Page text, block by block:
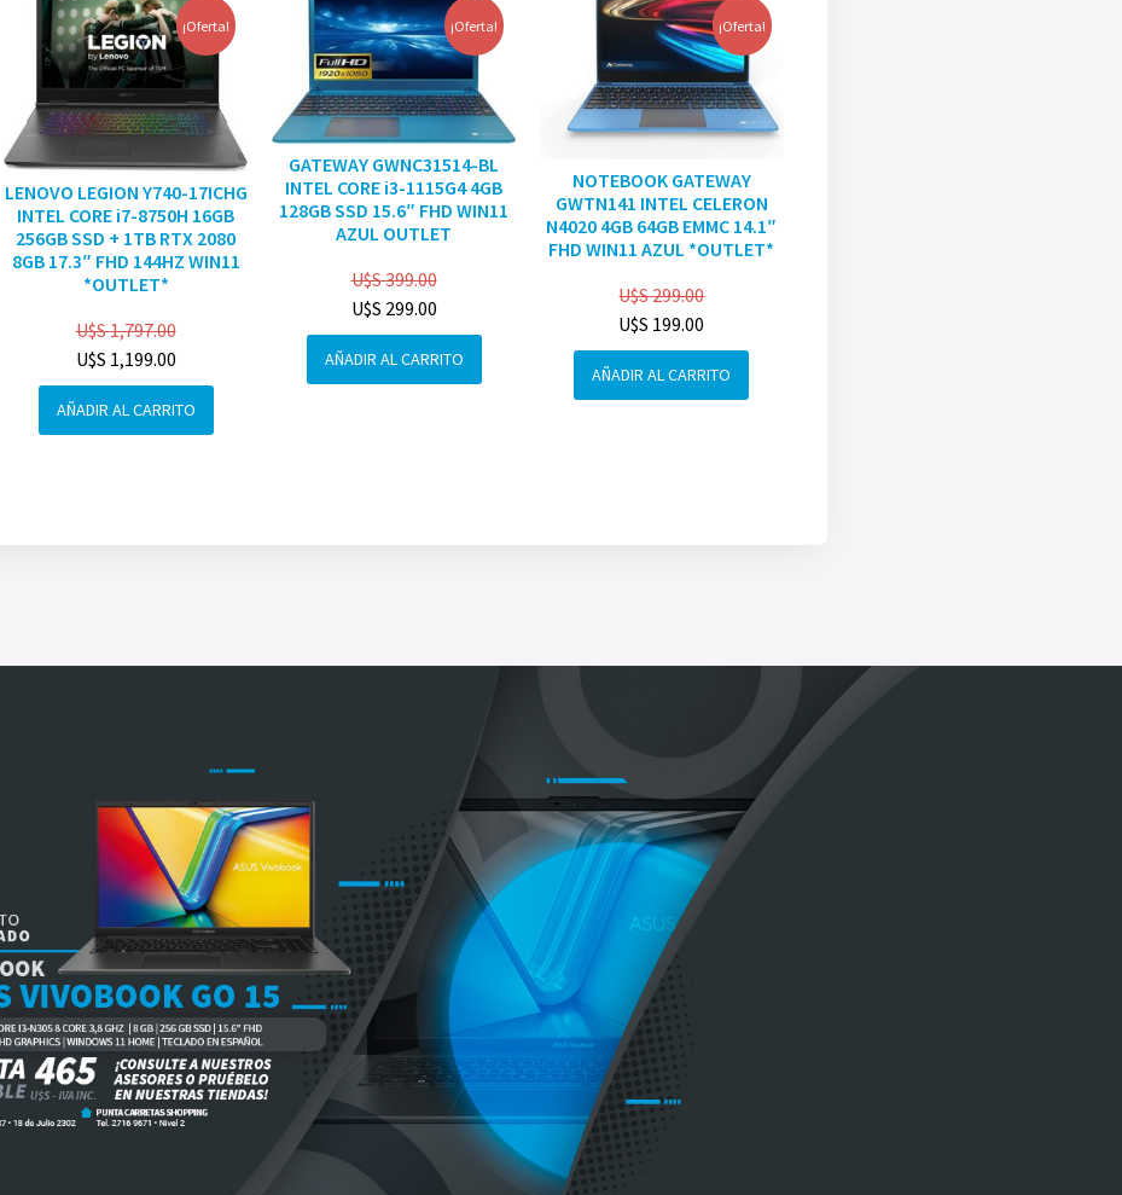
¡Oferta!
LENOVO LEGION Y740-17ICHG
INTEL CORE i7-8750H 16GB
256GB SSD + 1TB RTX 2080
8GB 17.3″ FHD 144HZ WIN11
*OUTLET*
U$S1,797.00
U$S 1,199.00
AÑADIR AL CARRITO
¡Oferta!
GATEWAY GWNC31514-BL
INTEL CORE i3-1115G4 4GB
128GB SSD 15.6″ FHD WIN11
AZUL OUTLET
U$S399.00
U$S 299.00
AÑADIR AL CARRITO
¡Oferta!
NOTEBOOK GATEWAY
GWTN141 INTEL CELERON
N4020 4GB 64GB EMMC 14.1″
FHD WIN11 AZUL *OUTLET*
U$S299.00
U$S 199.00
AÑADIR AL CARRITO